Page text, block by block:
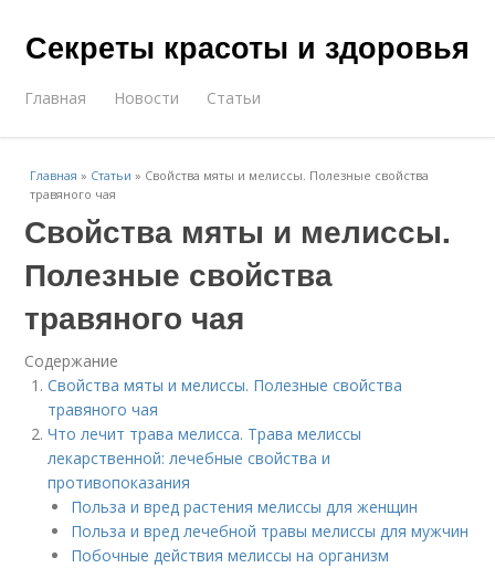
Секреты красоты и здоровья
Главная Новости Статьи
Главная » Статьи » Свойства мяты и мелиссы. Полезные свойства
травяного чая
Свойства мяты и мелиссы.
Полезные свойства
травяного чая
Содержание
Свойства мяты и мелиссы. Полезные свойства
травяного чая
Что лечит трава мелисса. Трава мелиссы
лекарственной: лечебные свойства и
противопоказания
Польза и вред растения мелиссы для женщин
Польза и вред лечебной травы мелиссы для мужчин
Побочные действия мелиссы на организм